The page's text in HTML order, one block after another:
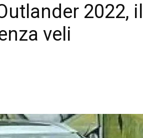
2022, il
veli